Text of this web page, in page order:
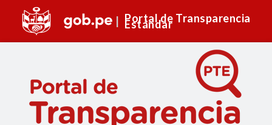
Portal de Transparencia
Estándar